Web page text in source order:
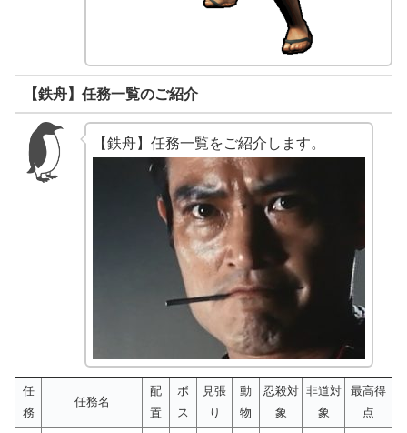
【鉄舟】任務一覧のご紹介
【鉄舟】任務一覧をご紹介します。
任
務
任務名
配
置
ボ
ス
見張
り
動
物
忍殺対
象
非道対
象
最高得
点